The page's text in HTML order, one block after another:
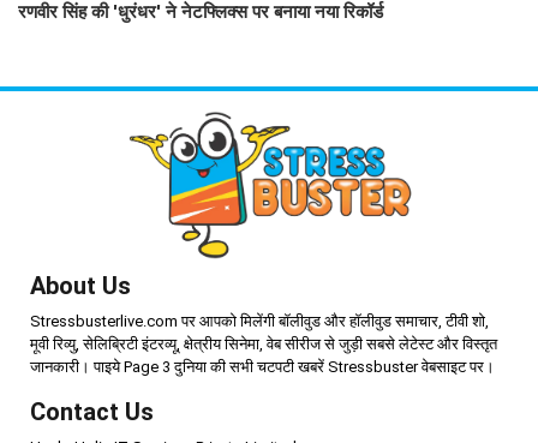
रणवीर सिंह की 'धुरंधर' ने नेटफ्लिक्स पर बनाया नया रिकॉर्ड
About Us
Stressbusterlive.com पर आपको मिलेंगी बॉलीवुड और हॉलीवुड समाचार, टीवी शो,
मूवी रिव्यु, सेलिब्रिटी इंटरव्यू, क्षेत्रीय सिनेमा, वेब सीरीज से जुड़ी सबसे लेटेस्ट और विस्तृत
जानकारी। पाइये Page 3 दुनिया की सभी चटपटी खबरें Stressbuster वेबसाइट पर।
Contact Us